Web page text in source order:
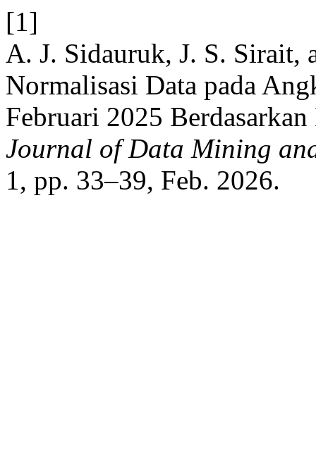
[1]
A. J. Sidauruk, J. S. Sirait,
Normalisasi Data pada
Februari 2025
Journal of Data Mining
1, pp. 33–39, Feb. 2026.